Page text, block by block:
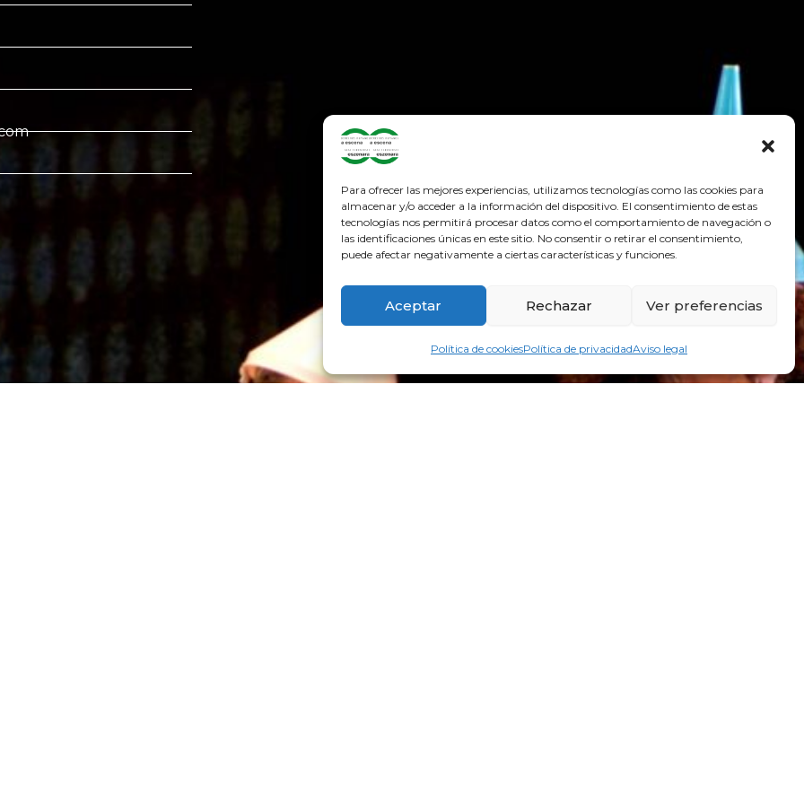
Para ofrecer las mejores experiencias, utilizamos tecnologías como las cookies para
almacenar y/o acceder a la información del dispositivo. El consentimiento de estas
tecnologías nos permitirá procesar datos como el comportamiento de navegación o
las identificaciones únicas en este sitio. No consentir o retirar el consentimiento,
puede afectar negativamente a ciertas características y funciones.
Aceptar Rechazar Ver preferencias
Política de cookiesPolítica de privacidadAviso legal